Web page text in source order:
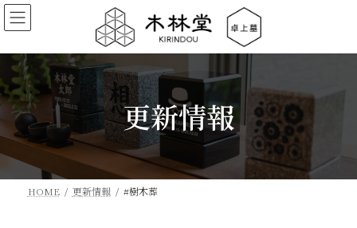
コ
ン
テ
ン
ツ
へ
ス
キ
ッ
ナ
ビ
ゲ
ー
シ
ョ
ン
に
移
更新情報
HOME 更新情報 #樹木葬